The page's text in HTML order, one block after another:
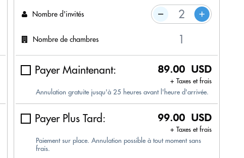
Nombre d'invités
Nombre de chambres
Payer Maintenant: 89.00 USD
+ Taxes et frais
Annulation gratuite jusqu'à 25 heures avant l'heure d'arrivée.
Payer Plus Tard: 99.00 USD
+ Taxes et frais
Paiement sur place. Annulation possible à tout moment sans
frais.